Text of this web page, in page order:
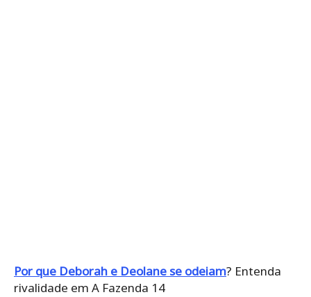
Por que Deborah e Deolane se odeiam? Entenda
rivalidade em A Fazenda 14